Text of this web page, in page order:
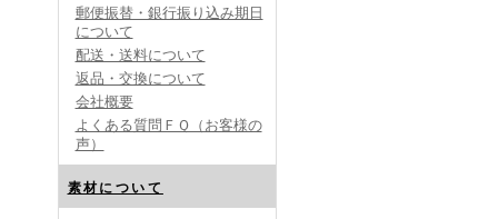
郵便振替・銀行振り込み期日
について
配送・送料について
返品・交換について
会社概要
よくある質問ＦＱ（お客様の
声）
素材について